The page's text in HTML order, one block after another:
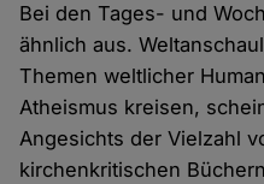
Bei den Tages- und
ähnlich aus.
Themen weltlicher
Atheismus kreisen,
Angesichts der Vielzahl
kirchenkritischen